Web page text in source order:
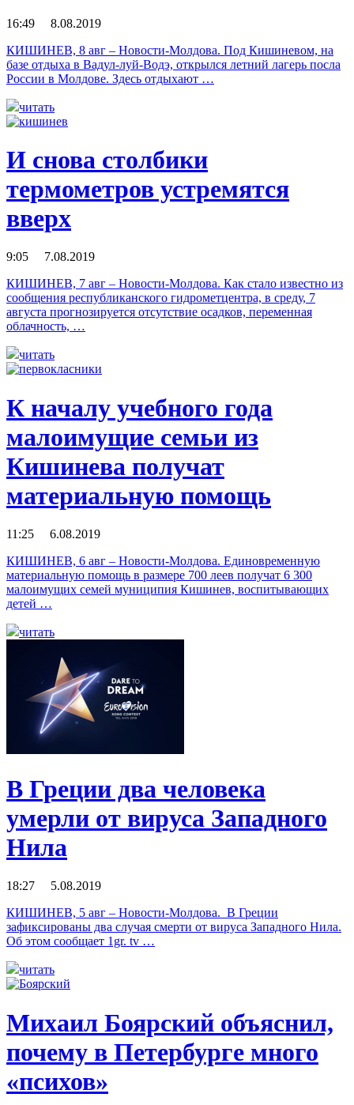
16:49 8.08.2019
КИШИНЕВ, 8 авг – Новости-Молдова. Под Кишиневом, на
базе отдыха в Вадул-луй-Водэ, открылся летний лагерь посла
России в Молдове. Здесь отдыхают …
читать
И снова столбики
термометров устремятся
вверх
9:05 7.08.2019
КИШИНЕВ, 7 авг – Новости-Молдова. Как стало известно из
сообщения республиканского гидрометцентра, в среду, 7
августа прогнозируется отсутствие осадков, переменная
облачность, …
читать
К началу учебного года
малоимущие семьи из
Кишинева получат
материальную помощь
11:25 6.08.2019
КИШИНЕВ, 6 авг – Новости-Молдова. Единовременную
материальную помощь в размере 700 леев получат 6 300
малоимущих семей муниципия Кишинев, воспитывающих
детей …
читать
В Греции два человека
умерли от вируса Западного
Нила
18:27 5.08.2019
КИШИНЕВ, 5 авг – Новости-Молдова. В Греции
зафиксированы два случая смерти от вируса Западного Нила.
Об этом сообщает 1gr. tv …
читать
Михаил Боярский объяснил,
почему в Петербурге много
«психов»